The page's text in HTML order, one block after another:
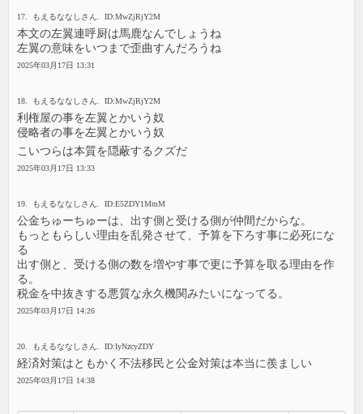
17. もえるななしさん. ID:MwZjRjY2M
本文の左翼連呼厨は馬鹿なんでしょうね
左翼の意味をいつまで歪曲すんだろうね
2025年03月17日 13:31
18. もえるななしさん. ID:MwZjRjY2M
利権屋の事を左翼とかいう奴
侵略者の事を左翼とかいう奴
こいつらは本質を隠蔽するクズだ
2025年03月17日 13:33
19. もえるななしさん. ID:E5ZDY1MmM
公金ちゅーちゅーは、出す側と受ける側が仲間だからな。
もっともらしい理由を乱発させて、予算を下ろす事に必死にな
る
出す側と、受ける側の数を増やす事で更に予算を取る理由を作
る。
税金を中抜きする悪質な永久機関みたいになってる。
2025年03月17日 14:26
20. もえるななしさん. ID:IyNzcyZDY
経済対策はともかく不法移民と公金対策は本当に羨ましい
2025年03月17日 14:38